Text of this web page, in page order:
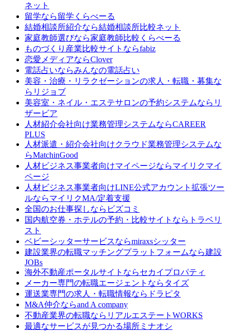
ネット
留学なら留学くらべーる
結婚相談所紹介なら結婚相談所比較ネット
家庭教師選びなら家庭教師比較くらべーる
ものづくり産業比較サイトならfabiz
恋愛メディアならClover
電話占いならみんなの電話占い
美容・治療・リラクゼーションの求人・転職・募集な
ら リジョブ
美容室・ネイル・エステサロンの予約システムなら リ
ザービア
人材紹介会社向け業務管理システムならCAREER
PLUS
人材派遣・紹介会社向けクラウド業務管理システムな
らMatchinGood
人材ビジネス事業者向けマイページならマイリクマイ
ページ
人材ビジネス事業者向けLINE公式アカウント拡張ツー
ルならマイリクMA/定着支援
全国のお仕事探しなら ビズコミ
国内航空券・ホテルの予約・比較サイトなら トラベリ
スト
ベビーシッターサービスならmiraxsシッター
建設業界の転職マッチングプラットフォームなら建設
JOBs
海外不動産ポータルサイトならセカイプロパティ
メーカー専門の転職エージェントなら タイズ
運送業専門の求人・転職情報なら ドラピタ
M&A仲介ならand A company
不動産業界の転職なら リアルエステートWORKS
最適なサービスが見つかる場所 ミナオシ